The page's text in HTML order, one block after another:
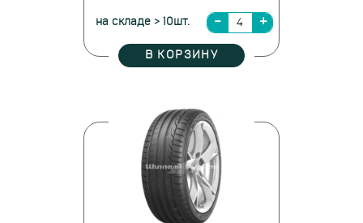
на складе > 10шт.
В КОРЗИНУ